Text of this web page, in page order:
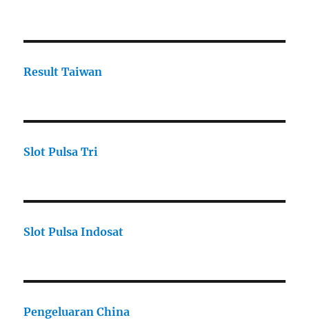
Result Taiwan
Slot Pulsa Tri
Slot Pulsa Indosat
Pengeluaran China